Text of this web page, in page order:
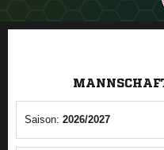
Saison: 2026/2027